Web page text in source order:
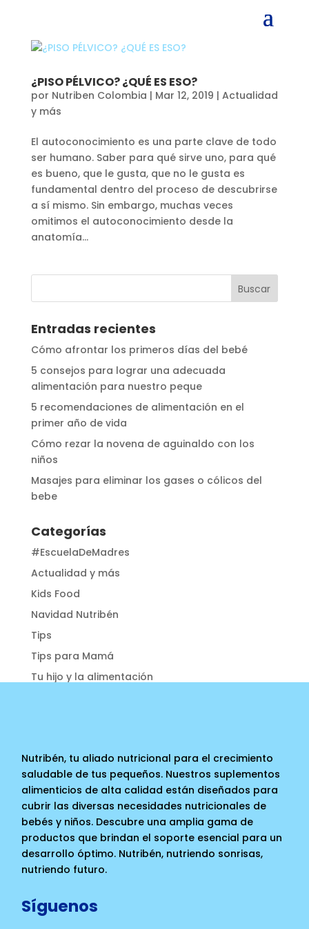
¿PISO PÉLVICO? ¿QUÉ ES ESO?
por Nutriben Colombia | Mar 12, 2019 | Actualidad
y más
El autoconocimiento es una parte clave de todo
ser humano. Saber para qué sirve uno, para qué
es bueno, que le gusta, que no le gusta es
fundamental dentro del proceso de descubrirse
a sí mismo. Sin embargo, muchas veces
omitimos el autoconocimiento desde la
anatomía...
Entradas recientes
Cómo afrontar los primeros días del bebé
5 consejos para lograr una adecuada
alimentación para nuestro peque
5 recomendaciones de alimentación en el
primer año de vida
Cómo rezar la novena de aguinaldo con los
niños
Masajes para eliminar los gases o cólicos del
bebe
Categorías
#EscuelaDeMadres
Actualidad y más
Kids Food
Navidad Nutribén
Tips
Tips para Mamá
Tu hijo y la alimentación
Nutribén, tu aliado nutricional para el crecimiento
saludable de tus pequeños. Nuestros suplementos
alimenticios de alta calidad están diseñados para
cubrir las diversas necesidades nutricionales de
bebés y niños. Descubre una amplia gama de
productos que brindan el soporte esencial para un
desarrollo óptimo. Nutribén, nutriendo sonrisas,
nutriendo futuro.
Síguenos